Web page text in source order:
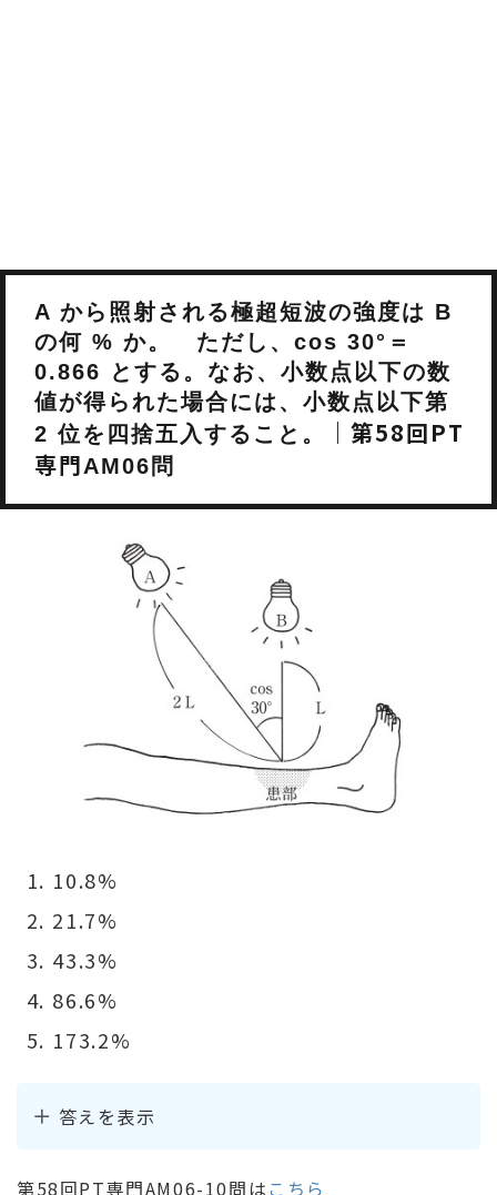
A から照射される極超短波の強度は B
の何 % か。 ただし、cos 30°＝
0.866 とする。なお、小数点以下の数
値が得られた場合には、小数点以下第
2 位を四捨五入すること。
｜第58回PT
専門AM06問
10.8%
21.7%
43.3%
86.6%
173.2%
答えを表示
第58回PT専門AM06-10問は こちら